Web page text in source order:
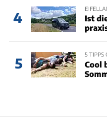
4
Ist
5
5 TIPPS
Cool